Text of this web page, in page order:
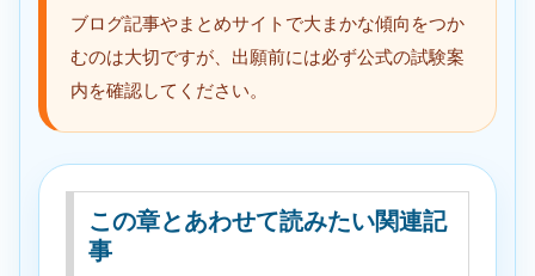
ブログ記事やまとめサイトで大まかな傾向をつか
むのは大切ですが、出願前には必ず公式の試験案
内を確認してください。
この章とあわせて読みたい関連記
事